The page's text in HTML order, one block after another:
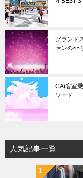
グランド
ァンの○○
CA(客室
ソード
人気記事一覧